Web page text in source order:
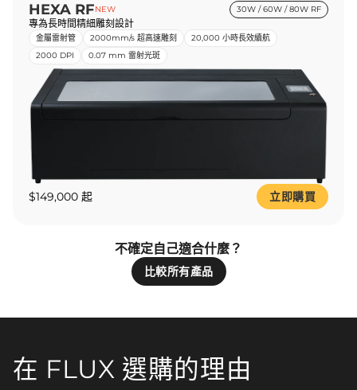
HEXA RFNEW 30W / 60W / 80W RF
專為長時間精細雕刻設計
金屬雷射管 2000mm/s 超高速雕刻
20,000 小時長效續航
2000 DPI
0.07 mm 雷射光斑
$149,000 起 立即購買
不確定自己適合什麼？
比較所有產品
在 FLUX 選購的理由